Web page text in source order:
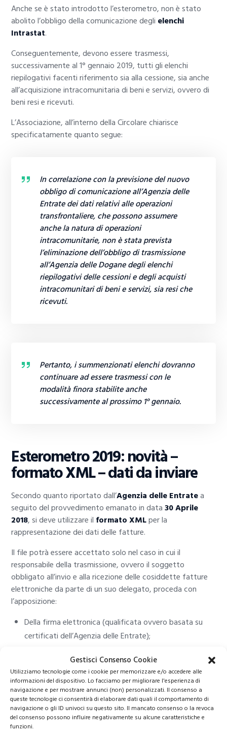
Gestisci Consenso Cookie
Utilizziamo tecnologie come i cookie per memorizzare e/o accedere alle
informazioni del dispositivo. Lo facciamo per migliorare l'esperienza di
navigazione e per mostrare annunci (non) personalizzati. Il consenso a
queste tecnologie ci consentirà di elaborare dati quali il comportamento di
navigazione o gli ID univoci su questo sito. Il mancato consenso o la revoca
del consenso possono influire negativamente su alcune caratteristiche e
funzioni.
Anche se è stato introdotto l’esterometro, non è stato
abolito l’obbligo della comunicazione degli elenchi
Intrastat.
Conseguentemente, devono essere trasmessi,
successivamente al 1° gennaio 2019, tutti gli elenchi
riepilogativi facenti riferimento sia alla cessione, sia anche
all’acquisizione intracomunitaria di beni e servizi, ovvero di
beni resi e ricevuti.
L’Associazione, all’interno della Circolare chiarisce
specificatamente quanto segue:
In correlazione con la previsione del nuovo
obbligo di comunicazione all’Agenzia delle
Entrate dei dati relativi alle operazioni
transfrontaliere, che possono assumere
anche la natura di operazioni
intracomunitarie, non è stata prevista
l’eliminazione dell’obbligo di trasmissione
all’Agenzia delle Dogane degli elenchi
riepilogativi delle cessioni e degli acquisti
intracomunitari di beni e servizi, sia resi che
ricevuti.
Pertanto, i summenzionati elenchi dovranno
continuare ad essere trasmessi con le
modalità finora stabilite anche
successivamente al prossimo 1° gennaio.
Esterometro 2019: novità –
formato XML – dati da inviare
Secondo quanto riportato dall’Agenzia delle Entratea
seguito del provvedimento emanato in data30 Aprile
2018, si deve utilizzare il formato XMLper la
rappresentazione dei dati delle fatture.
Il file potrà essere accettato solo nel caso in cui il
responsabile della trasmissione, ovvero il soggetto
obbligato all’invio e alla ricezione delle cosiddette fatture
elettroniche da parte di un suo delegato, proceda con
l’apposizione:
Della firma elettronica (qualificata ovvero basata su
certificati dell’Agenzia delle Entrate);
(nell’ipotesi in cui il file sia inviato tramite upload
all’interno dell’interfaccia web del servizio “Fatture e
Corrispettivi”).
L’elenco dei dati da comunicare viene poi riportato
all’interno del predetto provvedimento dell’Agenzia delle